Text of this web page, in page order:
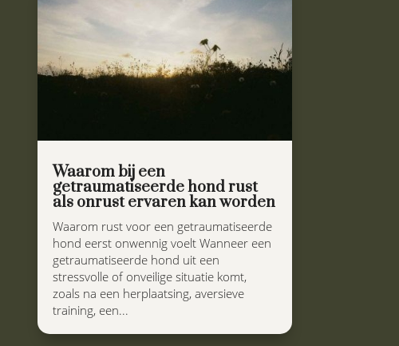
Waarom bij een
getraumatiseerde hond rust
als onrust ervaren kan worden
Waarom rust voor een getraumatiseerde
hond eerst onwennig voelt Wanneer een
getraumatiseerde hond uit een
stressvolle of onveilige situatie komt,
zoals na een herplaatsing, aversieve
training, een...